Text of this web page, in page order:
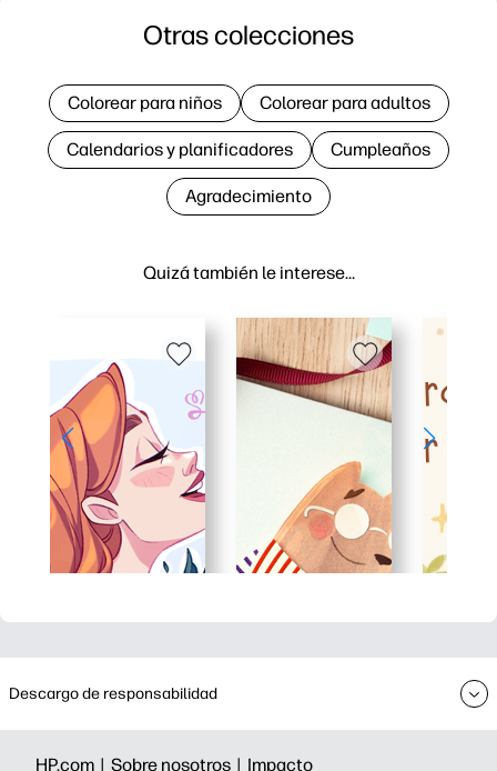
Quizá también le interese…
Otras colecciones
Colorear para niños Colorear para adultos
Calendarios y planificadores Cumpleaños
Agradecimiento
Descargo de responsabilidad
HP.com | Sobre nosotros | Impacto